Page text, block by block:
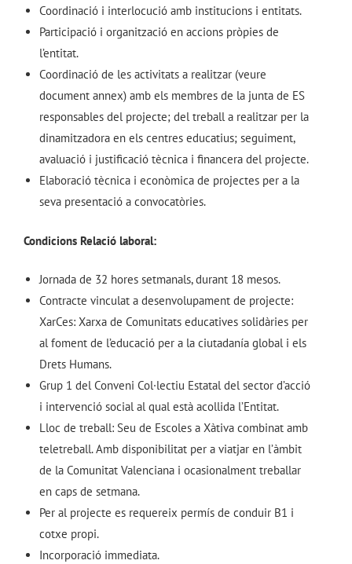
Coordinació i interlocució amb institucions i entitats.
Participació i organització en accions pròpies de
l’entitat.
Coordinació de les activitats a realitzar (veure
document annex) amb els membres de la junta de ES
responsables del projecte; del treball a realitzar per la
dinamitzadora en els centres educatius; seguiment,
avaluació i justificació tècnica i financera del projecte.
Elaboració tècnica i econòmica de projectes per a la
seva presentació a convocatòries.
Condicions Relació laboral:
Jornada de 32 hores setmanals, durant 18 mesos.
Contracte vinculat a desenvolupament de projecte:
XarCes: Xarxa de Comunitats educatives solidàries per
al foment de l’educació per a la ciutadanía global i els
Drets Humans.
Grup 1 del Conveni Col·lectiu Estatal del sector d’acció
i intervenció social al qual està acollida l’Entitat.
Lloc de treball: Seu de Escoles a Xàtiva combinat amb
teletreball. Amb disponibilitat per a viatjar en l’àmbit
de la Comunitat Valenciana i ocasionalment treballar
en caps de setmana.
Per al projecte es requereix permís de conduir B1 i
cotxe propi.
Incorporació immediata.